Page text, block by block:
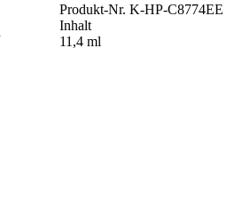
Produkt-Nr. K-HP-C8774EE
Inhalt
11,4 ml